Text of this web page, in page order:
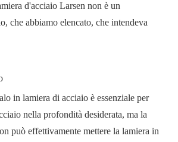
d'acciaio Larsen non è un
che abbiamo elencato, che intendeva
in lamiera di acciaio è essenziale per
nella profondità desiderata, ma la
può effettivamente mettere la lamiera in